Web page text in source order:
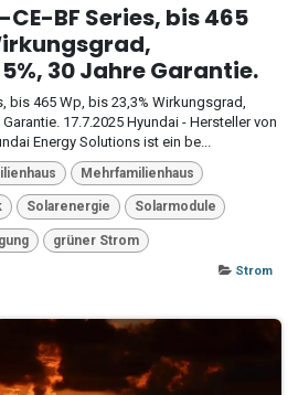
BF Series, bis 465
30 Jahre Garantie.
bis 465 Wp, bis 23,3% Wirkungsgrad,
17.7.2025 Hyundai - Hersteller von
Energy Solutions ist ein be...
Mehrfamilienhaus
Solarenergie Solarmodule
grüner Strom
Strom